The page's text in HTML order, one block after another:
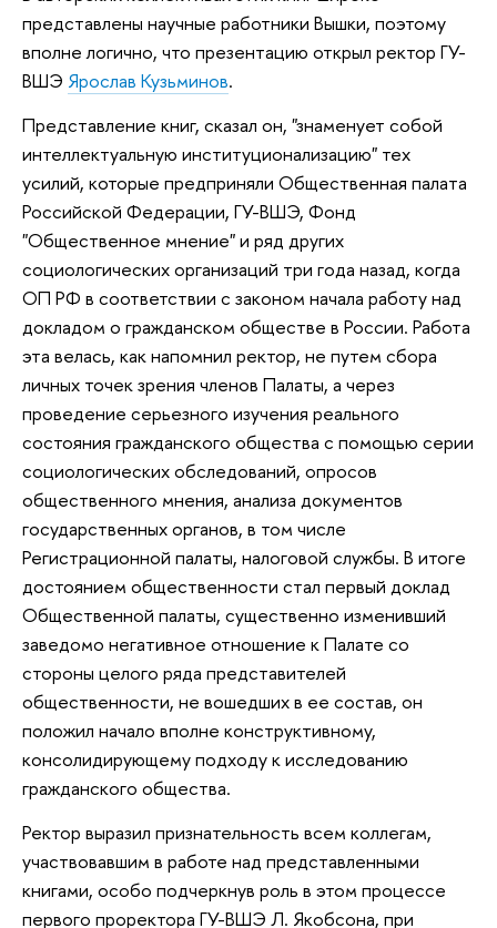
представлены научные работники Вышки, поэтому
вполне логично, что презентацию открыл ректор ГУ-
ВШЭ Ярослав Кузьминов.
Представление книг, сказал он, "знаменует собой
интеллектуальную институционализацию" тех
усилий, которые предприняли Общественная палата
Российской Федерации, ГУ-ВШЭ, Фонд
"Общественное мнение" и ряд других
социологических организаций три года назад, когда
ОП РФ в соответствии с законом начала работу над
докладом о гражданском обществе в России. Работа
эта велась, как напомнил ректор, не путем сбора
личных точек зрения членов Палаты, а через
проведение серьезного изучения реального
состояния гражданского общества с помощью серии
социологических обследований, опросов
общественного мнения, анализа документов
государственных органов, в том числе
Регистрационной палаты, налоговой службы. В итоге
достоянием общественности стал первый доклад
Общественной палаты, существенно изменивший
заведомо негативное отношение к Палате со
стороны целого ряда представителей
общественности, не вошедших в ее состав, он
положил начало вполне конструктивному,
консолидирующему подходу к исследованию
гражданского общества.
Ректор выразил признательность всем коллегам,
участвовавшим в работе над представленными
книгами, особо подчеркнув роль в этом процессе
первого проректора ГУ-ВШЭ Л. Якобсона, при